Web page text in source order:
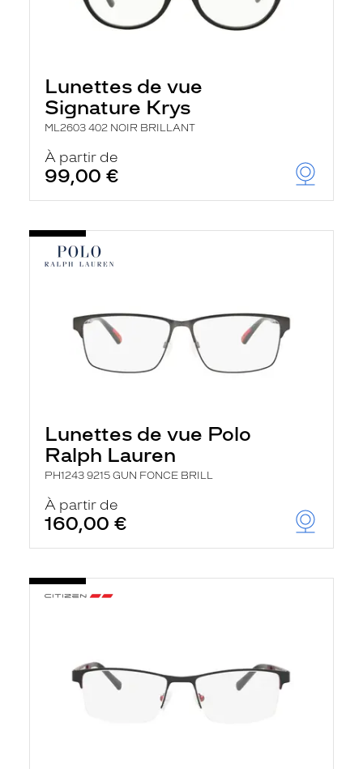
Lunettes de vue
Signature Krys
ML2603 402 NOIR BRILLANT
À partir de
99,00 €
Lunettes de vue Polo
Ralph Lauren
PH1243 9215 GUN FONCE BRILL
À partir de
160,00 €